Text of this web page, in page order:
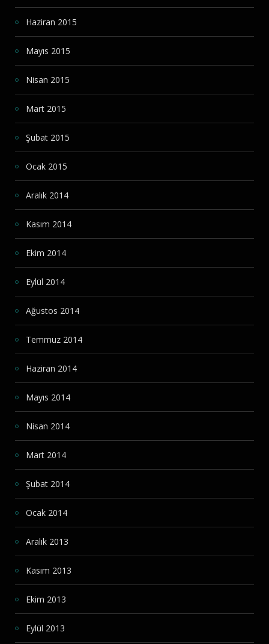
Haziran 2015
Mayıs 2015
Nisan 2015
Mart 2015
Şubat 2015
Ocak 2015
Aralık 2014
Kasım 2014
Ekim 2014
Eylül 2014
Ağustos 2014
Temmuz 2014
Haziran 2014
Mayıs 2014
Nisan 2014
Mart 2014
Şubat 2014
Ocak 2014
Aralık 2013
Kasım 2013
Ekim 2013
Eylül 2013